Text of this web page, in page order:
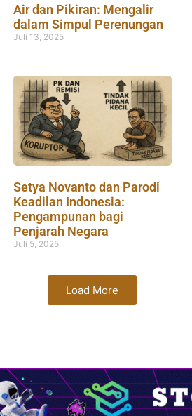
Air dan Pikiran: Mengalir
dalam Simpul Perenungan
Juli 13, 2025
Setya Novanto dan Parodi
Keadilan Indonesia:
Pengampunan bagi
Penjarah Negara
Juli 5, 2025
Load More